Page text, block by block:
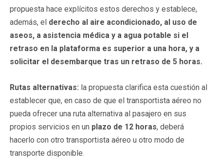
propuesta hace explícitos estos derechos y establece,
además, el derecho al aire acondicionado, al uso de
aseos, a asistencia médica y a agua potable si el
retraso en la plataforma es superior a una hora, y a
solicitar el desembarque tras un retraso de 5 horas.
Rutas alternativas: la propuesta clarifica esta cuestión al
establecer que, en caso de que el transportista aéreo no
pueda ofrecer una ruta alternativa al pasajero en sus
propios servicios en un plazo de 12 horas, deberá
hacerlo con otro transportista aéreo u otro modo de
transporte disponible.